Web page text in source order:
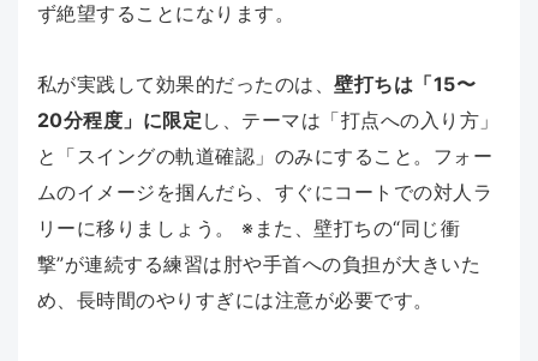
ず絶望することになります。
私が実践して効果的だったのは、壁打ちは「15〜
20分程度」に限定 し、テーマは「打点への入り方」
と「スイングの軌道確認」のみにすること。フォー
ムのイメージを掴んだら、すぐにコートでの対人ラ
リーに移りましょう。 ※また、壁打ちの“同じ衝
撃”が連続する練習は肘や手首への負担が大きいた
め、長時間のやりすぎには注意が必要です。